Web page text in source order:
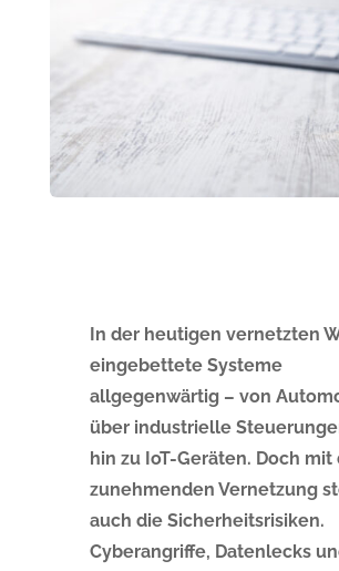
In der heutigen vernetzten
eingebettete Systeme
allgegenwärtig – von
über industrielle
hin zu IoT-Geräten. Doch mit
zunehmenden Vernetzung
auch die Sicherheitsrisiken.
Cyberangriffe, Datenlecks